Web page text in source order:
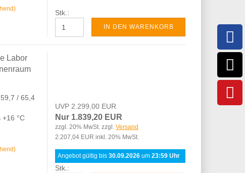
Stk.:
IN DEN WARENKORB
Labor
/ 65,4
+16 °C
UVP 2.299,00 EUR
Nur 1.839,20 EUR
zzgl. 20% MwSt. zzgl. Versand
2.207,04 EUR inkl. 20% MwSt.
Angebot gültig bis 30.09.2026 um 23:59 Uhr
Stk.: